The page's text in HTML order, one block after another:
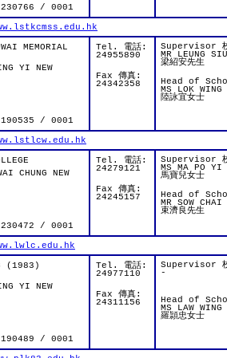
/ 0001
MEMORIAL
YI NEW
/ 0001
Tel. 電話:
24955890
Fax 傳真:
24342358
Supervisor
MR LEUNG
梁紹安先生
Head of
MS LOK WING
陸詠宜女士
CHUNG NEW
/ 0001
Tel. 電話:
24279121
Fax 傳真:
24245157
Supervisor
MS MA PO YI
馬寶兒女士
Head of
MR SOW CHAI
束濟良先生
(1983)
YI NEW
/ 0001
Tel. 電話:
24977110
Fax 傳真:
24311156
Supervisor
-
Head of
MS LAW WING
羅頴忠女士